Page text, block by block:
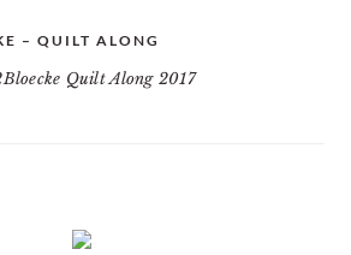
– QUILT ALONG